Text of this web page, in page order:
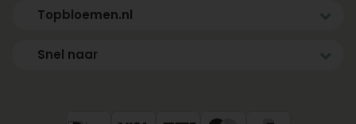
Topbloemen.nl
Snel naar